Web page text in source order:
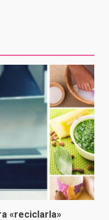
«reciclarla»